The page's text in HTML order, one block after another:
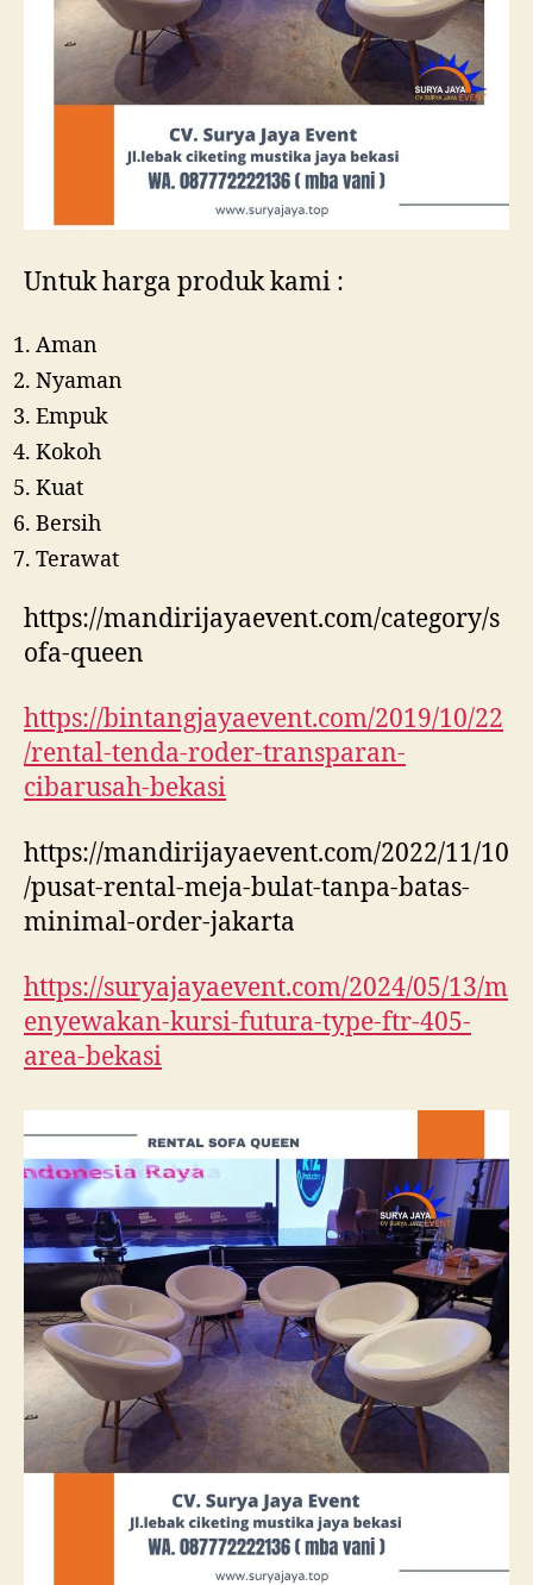
Untuk harga produk kami :
Aman
Nyaman
Empuk
Kokoh
Kuat
Bersih
Terawat
https://mandirijayaevent.com/category/s
ofa-queen
https://bintangjayaevent.com/2019/10/22
/rental-tenda-roder-transparan-
cibarusah-bekasi
https://mandirijayaevent.com/2022/11/10
/pusat-rental-meja-bulat-tanpa-batas-
minimal-order-jakarta
https://suryajayaevent.com/2024/05/13/m
enyewakan-kursi-futura-type-ftr-405-
area-bekasi